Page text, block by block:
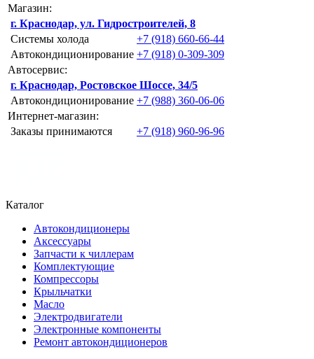
Магазин:
г. Краснодар, ул. Гидростроителей, 8
Системы холода
+7 (918) 660-66-44
Автокондиционирование +7 (918) 0-309-309
Автосервис:
г. Краснодар, Ростовское Шоссе, 34/5
Автокондиционирование +7 (988) 360-06-06
Интернет-магазин:
Заказы принимаются
+7 (918) 960-96-96
Каталог
Автокондиционеры
Аксессуары
Запчасти к чиллерам
Комплектующие
Компрессоры
Крыльчатки
Масло
Электродвигатели
Электронные компоненты
Ремонт автокондиционеров